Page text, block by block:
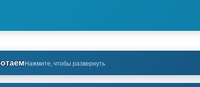
Нажмите, чтобы развернуть